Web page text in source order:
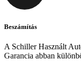
Beszámítás
A Schiller Használt
Garancia abban